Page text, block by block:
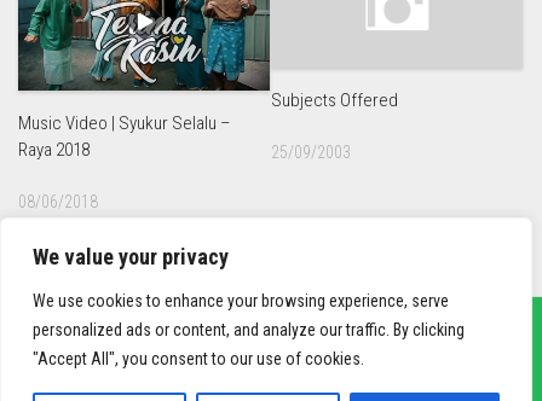
We value your privacy
We use cookies to enhance your browsing experience, serve
personalized ads or content, and analyze our traffic. By clicking
"Accept All", you consent to our use of cookies.
Music Video | Syukur Selalu –
Raya 2018
08/06/2018
Subjects Offered
25/09/2003
sief3r.com